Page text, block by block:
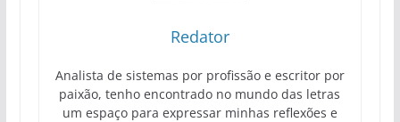
Redator
Analista de sistemas por profissão e escritor por
paixão, tenho encontrado no mundo das letras
um espaço para expressar minhas reflexões e